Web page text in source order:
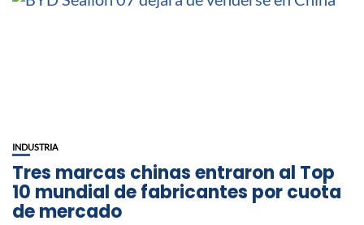
INDUSTRIA
Tres marcas chinas entraron al Top
10 mundial de fabricantes por cuota
de mercado